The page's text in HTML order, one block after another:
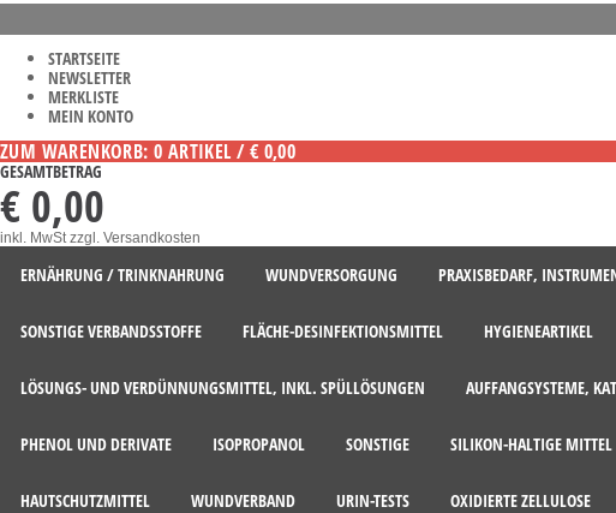
STARTSEITE
NEWSLETTER
MERKLISTE
MEIN KONTO
ZUM WARENKORB: 0 ARTIKEL / € 0,00
GESAMTBETRAG
€ 0,00
inkl. MwStzzgl. Versandkosten
ERNÄHRUNG / TRINKNAHRUNG WUNDVERSORGUNG PRAXISBEDARF,
SONSTIGE VERBANDSSTOFFE FLÄCHE-DESINFEKTIONSMITTEL HYGIENEARTIKEL
LÖSUNGS- UND VERDÜNNUNGSMITTEL, INKL. SPÜLLÖSUNGEN AUFFANGSYSTEME,
PHENOL UND DERIVATE ISOPROPANOL SONSTIGE SILIKON-HALTIGE MITTEL
HAUTSCHUTZMITTEL WUNDVERBAND URIN-TESTS OXIDIERTE ZELLULOSE